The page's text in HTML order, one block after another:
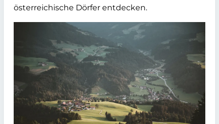
österreichische Dörfer entdecken.